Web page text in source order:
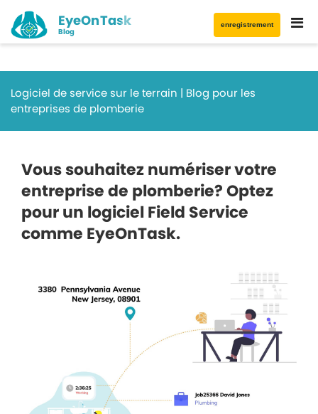
enregistrement
EyeOnTask
Blog
Logiciel de service sur le terrain | Blog pour les
entreprises de plomberie
Vous souhaitez numériser votre
entreprise de plomberie? Optez
pour un logiciel Field Service
comme EyeOnTask.